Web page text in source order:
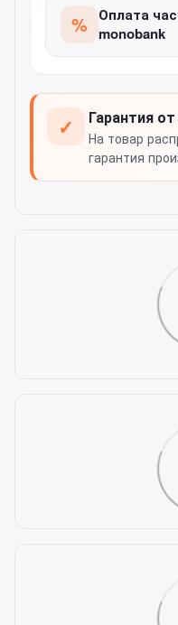
% Оплата
monobank
✓ Гарантия
На товар
гарантия